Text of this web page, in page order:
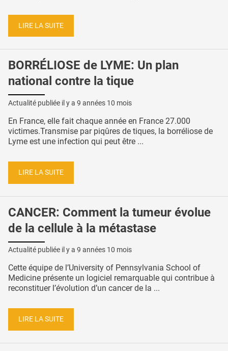
LIRE LA SUITE
BORRÉLIOSE de LYME: Un plan
national contre la tique
Actualité publiée il y a 9 années 10 mois
En France, elle fait chaque année en France 27.000
victimes.Transmise par piqûres de tiques, la borréliose de
Lyme est une infection qui peut être ...
LIRE LA SUITE
CANCER: Comment la tumeur évolue
de la cellule à la métastase
Actualité publiée il y a 9 années 10 mois
Cette équipe de l’University of Pennsylvania School of
Medicine présente un logiciel remarquable qui contribue à
reconstituer l’évolution d’un cancer de la ...
LIRE LA SUITE